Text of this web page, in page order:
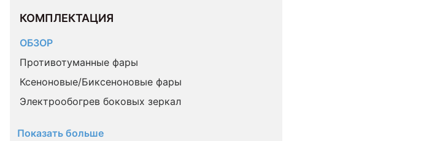
КОМПЛЕКТАЦИЯ
ОБЗОР
Противотуманные фары
Ксеноновые/Биксеноновые фары
Электрообогрев боковых зеркал
Показать больше